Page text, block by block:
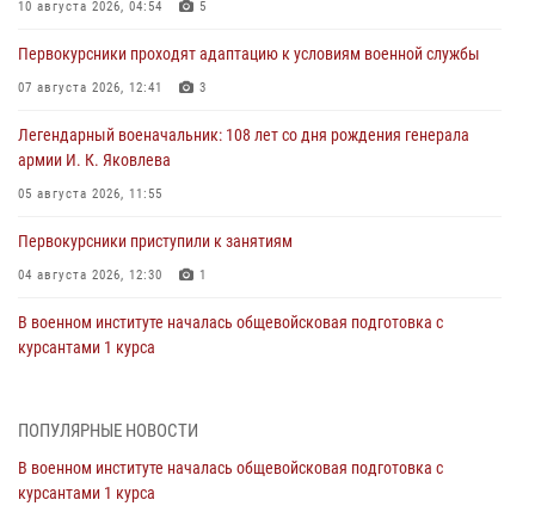
10 августа 2026, 04:54 5
Первокурсники проходят адаптацию к условиям военной службы
07 августа 2026, 12:41 3
Легендарный военачальник: 108 лет со дня рождения генерала
армии И. К. Яковлева
05 августа 2026, 11:55
Первокурсники приступили к занятиям
04 августа 2026, 12:30 1
В военном институте началась общевойсковая подготовка с
курсантами 1 курса
1 августа 2026 года Саратовское военное училище РХБЗ отметило
01 августа 2026, 12:12
ПОПУЛЯРНЫЕ НОВОСТИ
В военном институте началась общевойсковая подготовка с
курсантами 1 курса